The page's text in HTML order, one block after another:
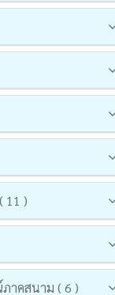
11 )
าคสนาม ( 6 )